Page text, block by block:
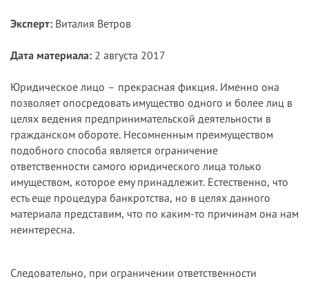
Эксперт: Виталия Ветров
Дата материала: 2 августа 2017
Юридическое лицо – прекрасная фикция. Именно она
позволяет опосредовать имущество одного и более лиц в
целях ведения предпринимательской деятельности в
гражданском обороте. Несомненным преимуществом
подобного способа является ограничение
ответственности самого юридического лица только
имуществом, которое ему принадлежит. Естественно, что
есть еще процедура банкротства, но в целях данного
материала представим, что по каким-то причинам она нам
неинтересна.
Следовательно, при ограничении ответственности